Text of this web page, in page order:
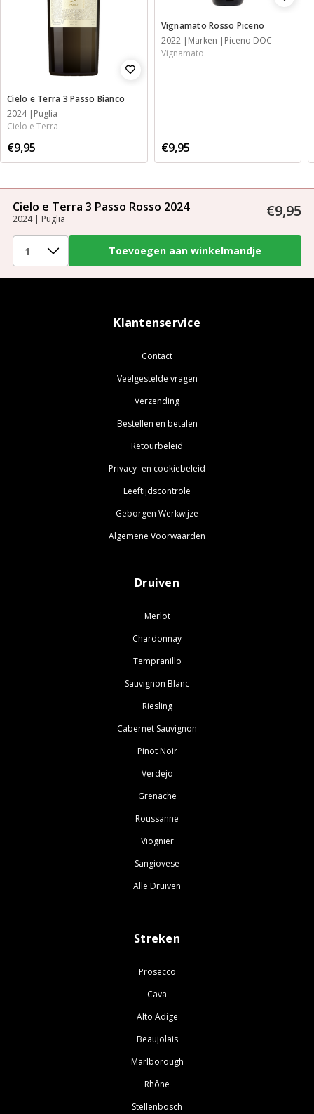
Cielo e Terra 3 Passo Bianco
2024
Puglia
Cielo e Terra
€9,95
Vignamato Rosso Piceno
2022
Marken
Piceno DOC
Vignamato
€9,95
Cielo e Terra 3 Passo Rosso 2024
2024 | Puglia €9,95
Klantenservice
Contact
Veelgestelde vragen
Verzending
Bestellen en betalen
Retourbeleid
Privacy- en cookiebeleid
Leeftijdscontrole
Geborgen Werkwijze
Algemene Voorwaarden
Druiven
Merlot
Chardonnay
Tempranillo
Sauvignon Blanc
Riesling
Cabernet Sauvignon
Pinot Noir
Verdejo
Grenache
Roussanne
Viognier
Sangiovese
Alle Druiven
Streken
Prosecco
Cava
Alto Adige
Beaujolais
Marlborough
Rhône
Stellenbosch